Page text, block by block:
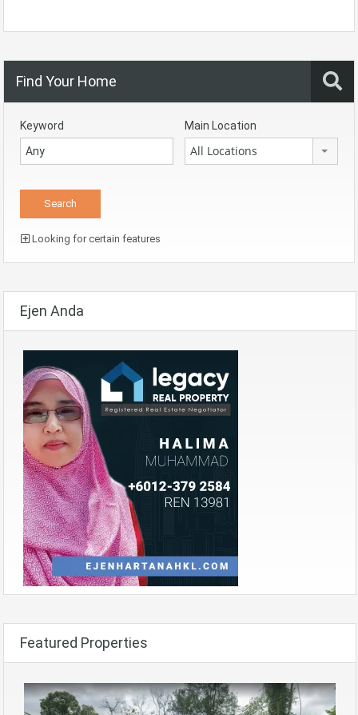
Find Your Home
Keyword Main Location
All Locations
Looking for certain features
Ejen Anda
Featured Properties